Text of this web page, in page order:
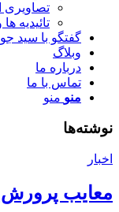
تصاویری
تائیدیه
گفتگو با سید
وبلاگ
درباره ما
تماس با ما
منو منو
نوشته‌ها
اخبار
معایب